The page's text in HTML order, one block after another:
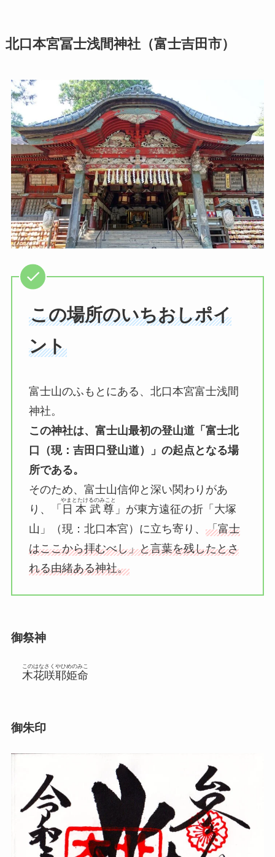
北口本宮冨士浅間神社（富士吉田市）
この場所のいちおしポイ
ント
富士山のふもとにある、北口本宮富士浅間
神社。
この神社は、富士山最初の登山道「富士北
口（現：吉田口登山道）」の起点となる場
所である。
そのため、富士山信仰と深い関わりがあ
り、「 日本武尊
やまとたけるのみこと
」が東方遠征の折「大塚
山」（現：北口本宮）に立ち寄り、 「富士
はここから拝むべし」と言葉を残したとさ
れる由緒ある神社。
御祭神
木花咲耶姫命
このはなさくやひめのみこ
御朱印